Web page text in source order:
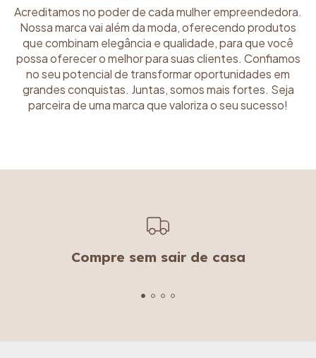
Acreditamos no poder de cada mulher empreendedora.
Nossa marca vai além da moda, oferecendo produtos
que combinam elegância e qualidade, para que você
possa oferecer o melhor para suas clientes. Confiamos
no seu potencial de transformar oportunidades em
grandes conquistas. Juntas, somos mais fortes. Seja
parceira de uma marca que valoriza o seu sucesso!
Compre sem sair de casa